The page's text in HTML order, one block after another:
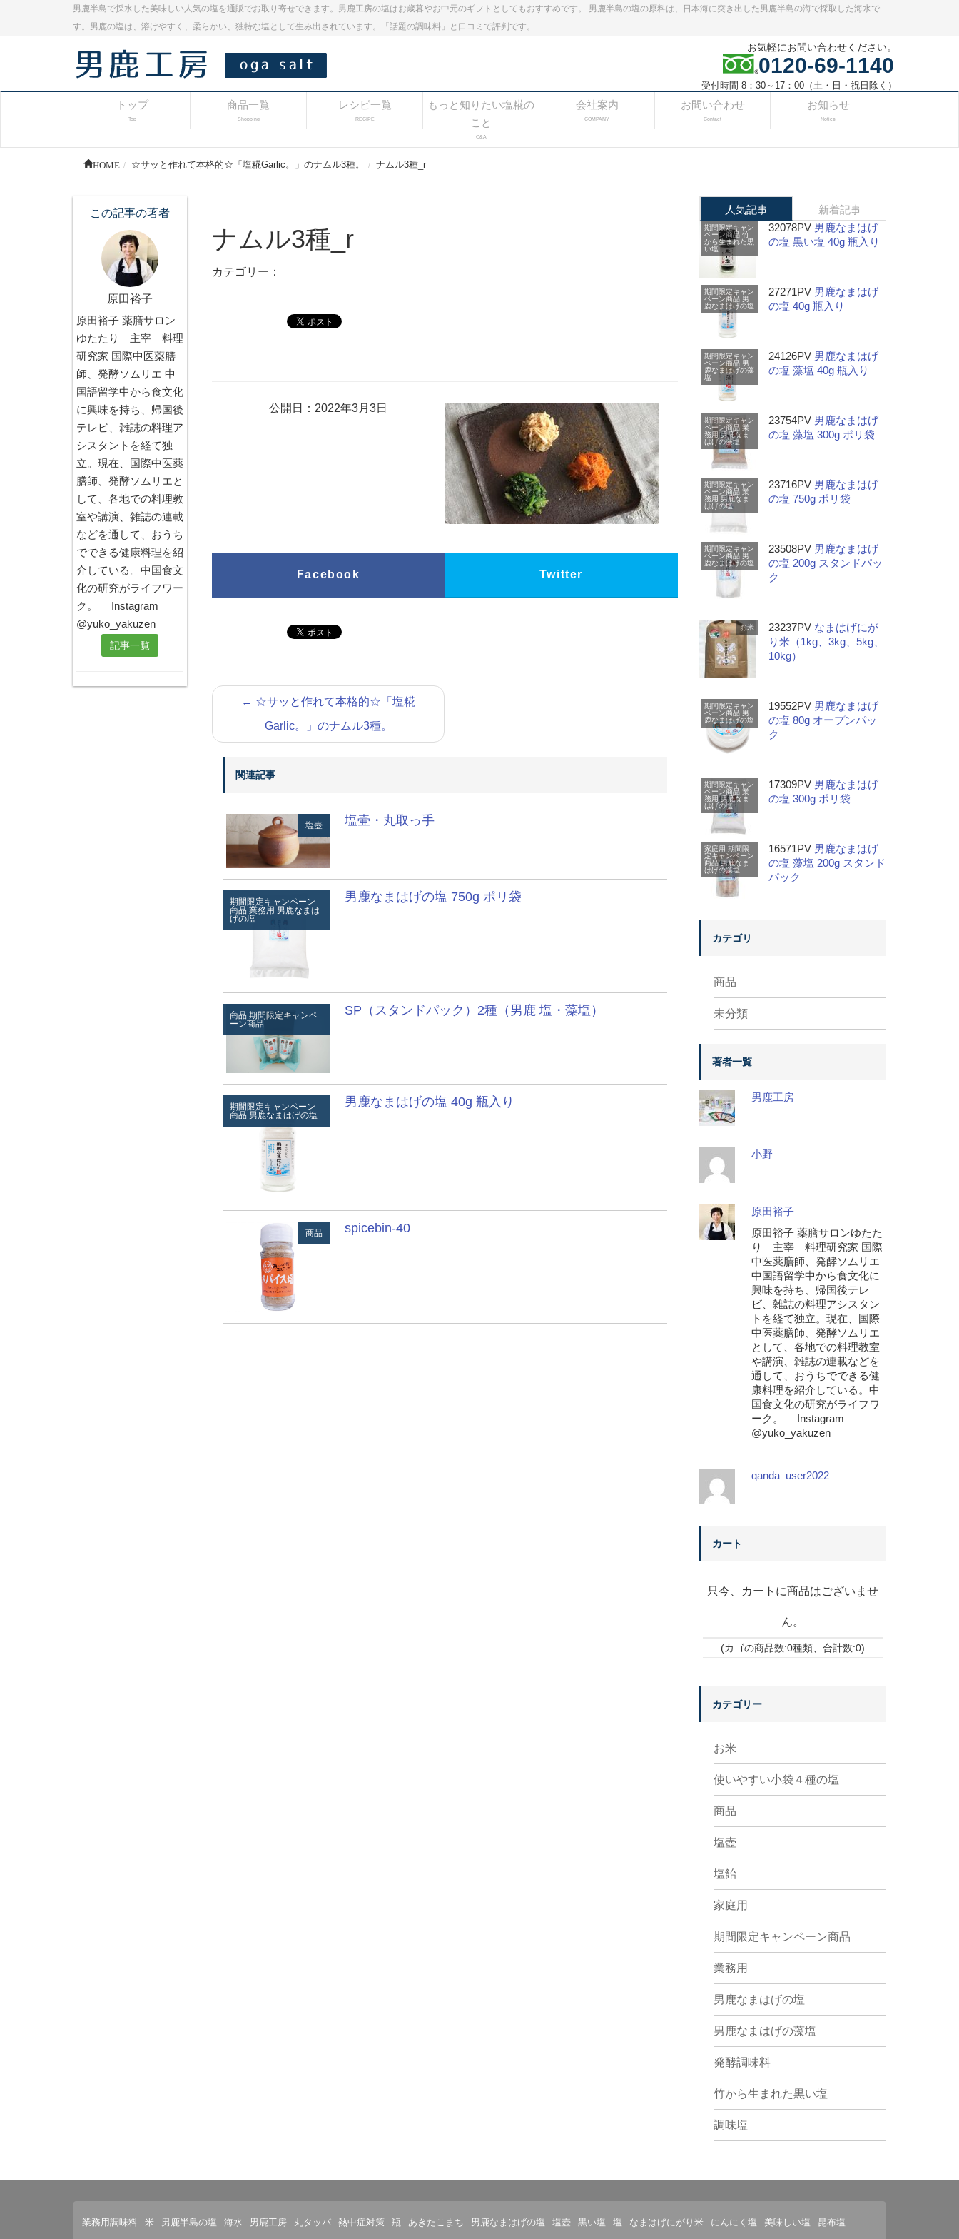
男鹿半島で採水した美味しい人気の塩を通販でお取り寄せできます。男鹿工房の塩はお歳暮やお中元のギフトとしてもおすすめです。 男鹿半島の塩の原料は、日本海に突き出した男鹿半島の海で採取した海水で
す。男鹿の塩は、溶けやすく、柔らかい、独特な塩として生み出されています。「話題の調味料」と口コミで評判です。
お気軽にお問い合わせください。
0120-69-1140
受付時間 8：30～17：00（土・日・祝日除く）
トップ
Top
商品一覧
Shopping
レシピ一覧
RECIPE
もっと知りたい塩糀の
こと
Q&A
会社案内
COMPANY
お問い合わせ
Contact
お知らせ
Notice
HOME ☆サッと作れて本格的☆「塩糀Garlic。」のナムル3種。 ナムル3種_r
ナムル3種_r
カテゴリー：
公開日：2022年3月3日
Facebook Twitter
← ☆サッと作れて本格的☆「塩糀
Garlic。」のナムル3種。
関連記事
塩壺 塩壷・丸取っ手
期間限定キャンペーン
商品 業務用 男鹿なまは
げの塩
男鹿なまはげの塩 750g ポリ袋
商品 期間限定キャンペ
ーン商品
SP（スタンドパック）2種（男鹿 塩・藻塩）
期間限定キャンペーン
商品 男鹿なまはげの塩
男鹿なまはげの塩 40g 瓶入り
商品 spicebin-40
この記事の著者
原田裕子
原田裕子 薬膳サロン
ゆたたり 主宰 料理
研究家 国際中医薬膳
師、発酵ソムリエ 中
国語留学中から食文化
に興味を持ち、帰国後
テレビ、雑誌の料理ア
シスタントを経て独
立。現在、国際中医薬
膳師、発酵ソムリエと
して、各地での料理教
室や講演、雑誌の連載
などを通して、おうち
でできる健康料理を紹
介している。中国食文
化の研究がライフワー
ク。 Instagram
@yuko_yakuzen
記事一覧
人気記事 新着記事
期間限定キャン
ペーン商品 竹
から生まれた黒
い塩
32078PV 男鹿なまはげ
の塩 黒い塩 40g 瓶入り
期間限定キャン
ペーン商品 男
鹿なまはげの塩
27271PV 男鹿なまはげ
の塩 40g 瓶入り
期間限定キャン
ペーン商品 男
鹿なまはげの藻
塩
24126PV 男鹿なまはげ
の塩 藻塩 40g 瓶入り
期間限定キャン
ペーン商品 業
務用 男鹿なま
はげの藻塩
23754PV 男鹿なまはげ
の塩 藻塩 300g ポリ袋
期間限定キャン
ペーン商品 業
務用 男鹿なま
はげの塩
23716PV 男鹿なまはげ
の塩 750g ポリ袋
期間限定キャン
ペーン商品 男
鹿なまはげの塩
23508PV 男鹿なまはげ
の塩 200g スタンドパッ
ク
お米 23237PV なまはげにが
り米（1kg、3kg、5kg、
10kg）
期間限定キャン
ペーン商品 男
鹿なまはげの塩
19552PV 男鹿なまはげ
の塩 80g オープンパッ
ク
期間限定キャン
ペーン商品 業
務用 男鹿なま
はげの塩
17309PV 男鹿なまはげ
の塩 300g ポリ袋
家庭用 期間限
定キャンペーン
商品 男鹿なま
はげの藻塩
16571PV 男鹿なまはげ
の塩 藻塩 200g スタンド
パック
カテゴリ
商品
未分類
著者一覧
男鹿工房
小野
原田裕子
原田裕子 薬膳サロンゆたた
り 主宰 料理研究家 国際
中医薬膳師、発酵ソムリエ
中国語留学中から食文化に
興味を持ち、帰国後テレ
ビ、雑誌の料理アシスタン
トを経て独立。現在、国際
中医薬膳師、発酵ソムリエ
として、各地での料理教室
や講演、雑誌の連載などを
通して、おうちでできる健
康料理を紹介している。中
国食文化の研究がライフワ
ーク。 Instagram
@yuko_yakuzen
qanda_user2022
カート
只今、カートに商品はございませ
ん。
(カゴの商品数:0種類、合計数:0)
カテゴリー
お米
使いやすい小袋４種の塩
商品
塩壺
塩飴
家庭用
期間限定キャンペーン商品
業務用
男鹿なまはげの塩
男鹿なまはげの藻塩
発酵調味料
竹から生まれた黒い塩
調味塩
業務用調味料 米 男鹿半島の塩 海水 男鹿工房 丸タッパ 熱中症対策 瓶 あきたこまち 男鹿なまはげの塩 塩壺 黒い塩 塩 なまはげにがり米 にんにく塩 美味しい塩 昆布塩